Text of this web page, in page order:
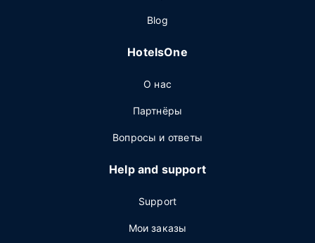
Blog
HotelsOne
О нас
Партнёры
Вопросы и ответы
Help and support
Support
Мои заказы